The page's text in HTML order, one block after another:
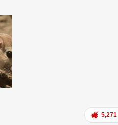
5,271